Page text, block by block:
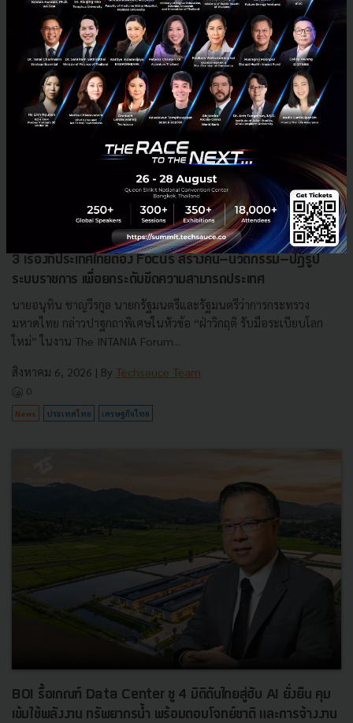
3 เรื่องที่ประเทศไทยต้อง Focus สร้างคน–นวัตกรรม–ปฏิรูป
ระบบราชการ เพื่อยกระดับขีดความสามารถประเทศ
นายอนุทิน ชาญวีรกูล นายกรัฐมนตรีและรัฐมนตรีว่าการกระทรวง
มหาดไทย กล่าวปาฐกถาพิเศษในหัวข้อ “ฝ่าวิกฤติ รับมือระเบียบโลก
ใหม่” ในงาน The INTANIA Forum...
สิงหาคม 6, 2026 | By Techsauce Team
0
News ประเทศไทย เศรษฐกิจไทย
BOI รื้อเกณฑ์ Data Center ชู 4 มิติดันไทยสู่ฮับ AI ยั่งยืน คุม
เข้มใช้พลังงาน ทรัพยากรน้ำ พร้อมตอบโจทย์ชาติ และการจ้างงาน